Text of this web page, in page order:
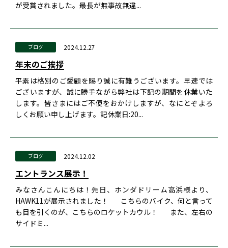
が受賞されました。最長が無事故無違...
ブログ 2024.12.27
年末のご挨拶
平素は格別のご愛顧を賜り誠に有難うございます。早速では
ございますが、誠に勝手ながら弊社は下記の期間を休業いた
します。皆さまにはご不便をおかけしますが、なにとぞよろ
しくお願い申し上げます。記休業日:20...
ブログ 2024.12.02
エントランス展示！
みなさんこんにちは！先日、ホンダドリーム高浜様より、
HAWK11が展示されました！ こちらのバイク、何と言って
も目を引くのが、こちらのロケットカウル！ また、左右の
サイドミ...